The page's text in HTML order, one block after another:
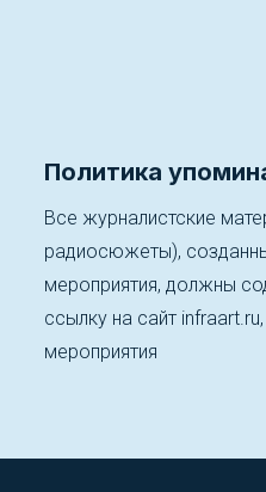
Политика
Все журналистские
радиосюжеты),
мероприятия, должны
ссылку на сайт
мероприятия